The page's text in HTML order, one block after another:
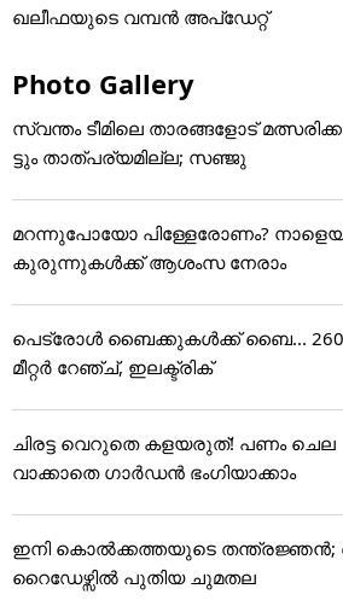
ഖലീഫയുടെ വമ്പൻ അപ്ഡേറ്റ്
Photo Gallery
സ്വന്തം ടീമിലെ താരങ്ങളോട്
ട്ടും താത്പര്യമില്ല; സഞ്ജു
മറന്നുപോയോ പിള്ളേരോണം?
കുരുന്നുകൾക്ക് ആശംസ നേരാം
പെട്രോൾ ബൈക്കുകൾക്ക് ബൈ...
മീറ്റർ റേഞ്ച്, ഇലക്ട്രിക്
ചിരട്ട വെറുതെ കളയരുത്! പണം ചെല
വാക്കാതെ ഗാർഡൻ ഭംഗിയാക്കാം
ഇനി കൊൽക്കത്തയുടെ തന്ത്രജ്ഞൻ;
റൈഡേഴ്സിൽ പുതിയ ചുമതല